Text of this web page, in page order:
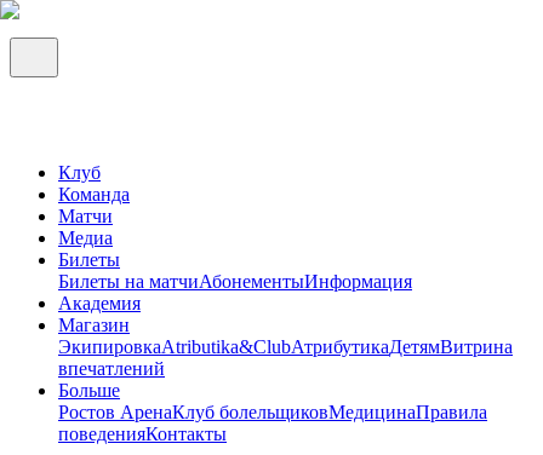
Клуб
Команда
Матчи
Медиа
Билеты
Билеты на матчиАбонементыИнформация
Академия
Магазин
ЭкипировкаAtributika&ClubАтрибутикаДетямВитрина
впечатлений
Больше
Ростов АренаКлуб болельщиковМедицинаПравила
поведенияКонтакты